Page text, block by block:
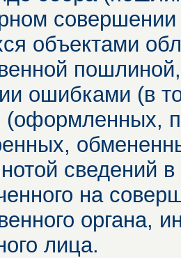
объектами
ошибками (в
(оформленных,
сведений
на
органа,
лица.